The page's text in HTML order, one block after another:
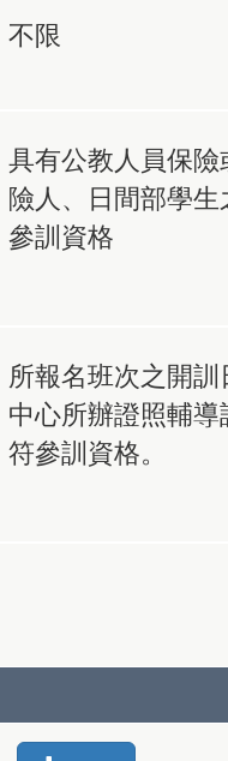
不限
具有公教人員保
險人、日間部學
參訓資格
所報名班次之開
中心所辦證照輔
符參訓資格。